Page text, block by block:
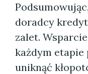
doradcy
zalet.
każdym etapie
uniknąć